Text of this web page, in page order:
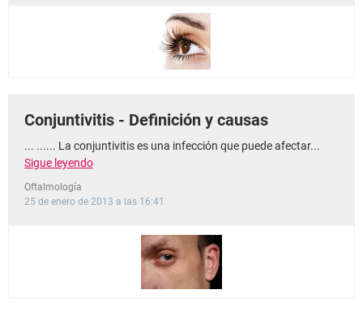
Conjuntivitis - Definición y causas
... ...... La conjuntivitis es una infección que puede afectar...
Sigue leyendo
Oftalmología
25 de enero de 2013 a las 16:41